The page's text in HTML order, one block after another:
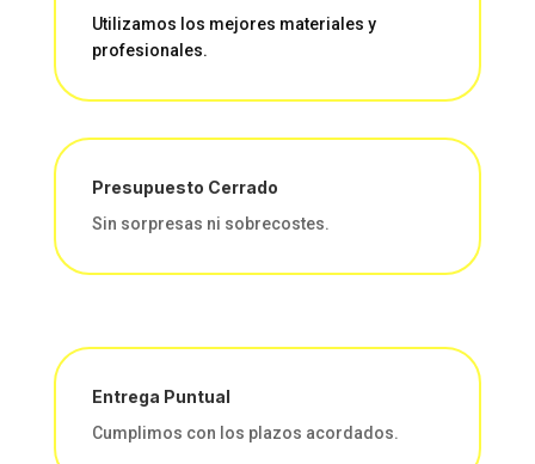
Utilizamos los mejores materiales y
profesionales.
Presupuesto Cerrado
Sin sorpresas ni sobrecostes.
Entrega Puntual
Cumplimos con los plazos acordados.